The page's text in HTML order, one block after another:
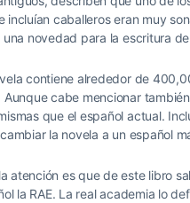
incluían caballeros eran muy
novedad para la escritura
contiene alrededor de
cabe mencionar
que el español actual.
la novela a un español
atención es que de este libro
la RAE. La real academia lo